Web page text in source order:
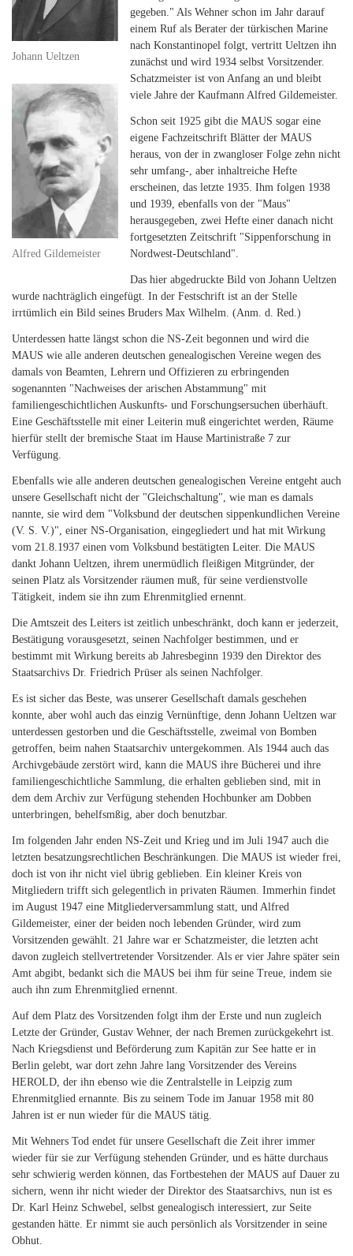
Johann Ueltzen
Alfred Gildemeister
gegeben." Als Wehner schon im Jahr darauf
einem Ruf als Berater der türkischen Marine
nach Konstantinopel folgt, vertritt Ueltzen ihn
zunächst und wird 1934 selbst Vorsitzender.
Schatzmeister ist von Anfang an und bleibt
viele Jahre der Kaufmann Alfred Gildemeister.
Schon seit 1925 gibt die MAUS sogar eine
eigene Fachzeitschrift Blätter der MAUS
heraus, von der in zwangloser Folge zehn nicht
sehr umfang-, aber inhaltreiche Hefte
erscheinen, das letzte 1935. Ihm folgen 1938
und 1939, ebenfalls von der "Maus"
herausgegeben, zwei Hefte einer danach nicht
fortgesetzten Zeitschrift "Sippenforschung in
Nordwest-Deutschland".
Das hier abgedruckte Bild von Johann Ueltzen
wurde nachträglich eingefügt. In der Festschrift ist an der Stelle
irrtümlich ein Bild seines Bruders Max Wilhelm. (Anm. d. Red.)
Unterdessen hatte längst schon die NS-Zeit begonnen und wird die
MAUS wie alle anderen deutschen genealogischen Vereine wegen des
damals von Beamten, Lehrern und Offizieren zu erbringenden
sogenannten "Nachweises der arischen Abstammung" mit
familiengeschichtlichen Auskunfts- und Forschungsersuchen überhäuft.
Eine Geschäftsstelle mit einer Leiterin muß eingerichtet werden, Räume
hierfür stellt der bremische Staat im Hause Martinistraße 7 zur
Verfügung.
Ebenfalls wie alle anderen deutschen genealogischen Vereine entgeht auch
unsere Gesellschaft nicht der "Gleichschaltung", wie man es damals
nannte, sie wird dem "Volksbund der deutschen sippenkundlichen Vereine
(V. S. V.)", einer NS-Organisation, eingegliedert und hat mit Wirkung
vom 21.8.1937 einen vom Volksbund bestätigten Leiter. Die MAUS
dankt Johann Ueltzen, ihrem unermüdlich fleißigen Mitgründer, der
seinen Platz als Vorsitzender räumen muß, für seine verdienstvolle
Tätigkeit, indem sie ihn zum Ehrenmitglied ernennt.
Die Amtszeit des Leiters ist zeitlich unbeschränkt, doch kann er jederzeit,
Bestätigung vorausgesetzt, seinen Nachfolger bestimmen, und er
bestimmt mit Wirkung bereits ab Jahresbeginn 1939 den Direktor des
Staatsarchivs Dr. Friedrich Prüser als seinen Nachfolger.
Es ist sicher das Beste, was unserer Gesellschaft damals geschehen
konnte, aber wohl auch das einzig Vernünftige, denn Johann Ueltzen war
unterdessen gestorben und die Geschäftsstelle, zweimal von Bomben
getroffen, beim nahen Staatsarchiv untergekommen. Als 1944 auch das
Archivgebäude zerstört wird, kann die MAUS ihre Bücherei und ihre
familiengeschichtliche Sammlung, die erhalten geblieben sind, mit in
dem dem Archiv zur Verfügung stehenden Hochbunker am Dobben
unterbringen, behelfsmßig, aber doch benutzbar.
Im folgenden Jahr enden NS-Zeit und Krieg und im Juli 1947 auch die
letzten besatzungsrechtlichen Beschränkungen. Die MAUS ist wieder frei,
doch ist von ihr nicht viel übrig geblieben. Ein kleiner Kreis von
Mitgliedern trifft sich gelegentlich in privaten Räumen. Immerhin findet
im August 1947 eine Mitgliederversammlung statt, und Alfred
Gildemeister, einer der beiden noch lebenden Gründer, wird zum
Vorsitzenden gewählt. 21 Jahre war er Schatzmeister, die letzten acht
davon zugleich stellvertretender Vorsitzender. Als er vier Jahre später sein
Amt abgibt, bedankt sich die MAUS bei ihm für seine Treue, indem sie
auch ihn zum Ehrenmitglied ernennt.
Auf dem Platz des Vorsitzenden folgt ihm der Erste und nun zugleich
Letzte der Gründer, Gustav Wehner, der nach Bremen zurückgekehrt ist.
Nach Kriegsdienst und Beförderung zum Kapitän zur See hatte er in
Berlin gelebt, war dort zehn Jahre lang Vorsitzender des Vereins
HEROLD, der ihn ebenso wie die Zentralstelle in Leipzig zum
Ehrenmitglied ernannte. Bis zu seinem Tode im Januar 1958 mit 80
Jahren ist er nun wieder für die MAUS tätig.
Mit Wehners Tod endet für unsere Gesellschaft die Zeit ihrer immer
wieder für sie zur Verfügung stehenden Gründer, und es hätte durchaus
sehr schwierig werden können, das Fortbestehen der MAUS auf Dauer zu
sichern, wenn ihr nicht wieder der Direktor des Staatsarchivs, nun ist es
Dr. Karl Heinz Schwebel, selbst genealogisch interessiert, zur Seite
gestanden hätte. Er nimmt sie auch persönlich als Vorsitzender in seine
Obhut.